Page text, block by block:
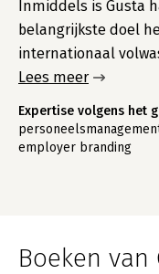
Inmiddels is Gusta
belangrijkste doel
internationaal
Lees meer
Expertise volgens het
employer branding
Boeken van